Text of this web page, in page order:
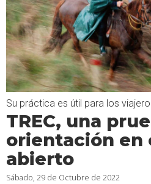
Su práctica es útil para los
TREC, una
orientación en
abierto
Sábado, 29 de Octubre de 2022